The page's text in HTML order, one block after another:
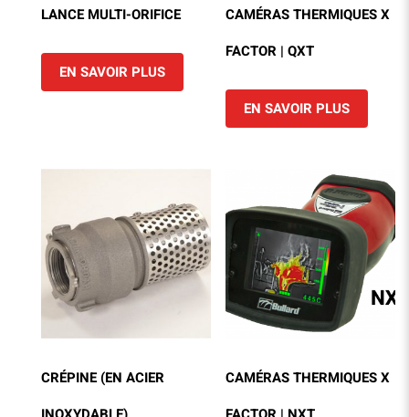
LANCE MULTI-ORIFICE
EN SAVOIR PLUS
CAMÉRAS THERMIQUES X
FACTOR | QXT
EN SAVOIR PLUS
CRÉPINE (EN ACIER
CAMÉRAS THERMIQUES X